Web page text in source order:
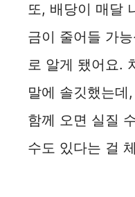
또, 배당이 매달
금이 줄어들 가
로 알게 됐어요.
말에 솔깃했는데
함께 오면 실질
수도 있다는 걸